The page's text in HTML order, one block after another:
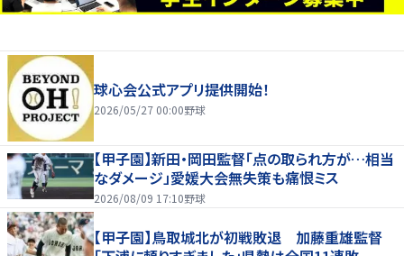
球心会公式アプリ提供開始！
2026/05/27 00:00野球
【甲子園】新田・岡田監督「点の取られ方が…相当
なダメージ」愛媛大会無失策も痛恨ミス
2026/08/09 17:10野球
【甲子園】鳥取城北が初戦敗退 加藤重雄監督